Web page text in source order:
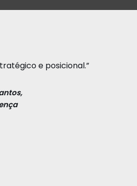
e posicional.”